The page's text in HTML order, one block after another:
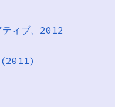
ィブ、2012
(2011)